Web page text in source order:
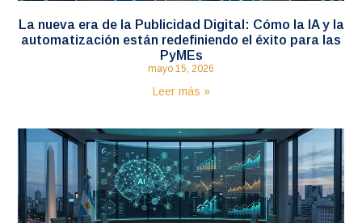
La nueva era de la Publicidad Digital: Cómo la IA y la
automatización están redefiniendo el éxito para las
PyMEs
mayo 15, 2026
Leer más »